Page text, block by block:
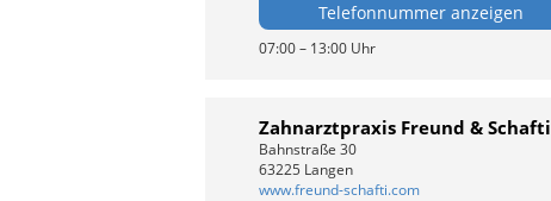
Telefonnummer anzeigen
07:00 – 13:00 Uhr
Zahnarztpraxis Freund & Schafti
Bahnstraße 30
63225 Langen
www.freund-schafti.com